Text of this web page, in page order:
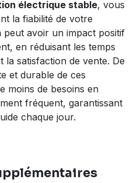
électrique stable, vous
la fiabilité de votre
peut avoir un impact positif
en réduisant les temps
la satisfaction de vente. De
et durable de ces
moins de besoins en
fréquent, garantissant
chaque jour.